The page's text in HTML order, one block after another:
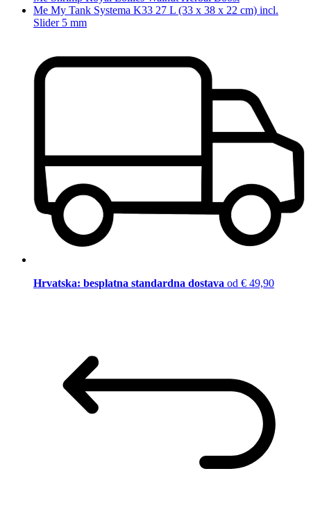
Me My Tank Systema K33 27 L (33 x 38 x 22 cm) incl.
Slider 5 mm
Hrvatska: besplatna standardna dostava od € 49,90